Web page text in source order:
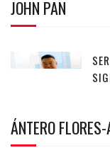
JOHN PAN
ÁNTERO